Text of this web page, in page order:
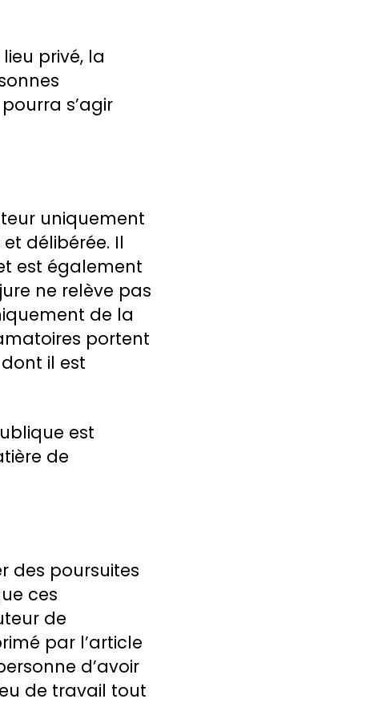
privé, la
s’agir
uniquement
délibérée. Il
est également
ne relève pas
de la
portent
il est
est
de
des poursuites
ces
de
par l’article
d’avoir
de travail tout